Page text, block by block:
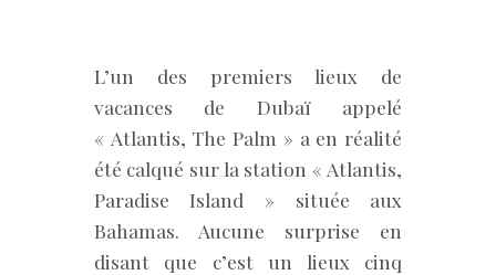
L’un des premiers lieux de
vacances de Dubaï appelé
« Atlantis, The Palm » a en réalité
été calqué sur la station « Atlantis,
Paradise Island » située aux
Bahamas. Aucune surprise en
disant que c’est un lieux cinq